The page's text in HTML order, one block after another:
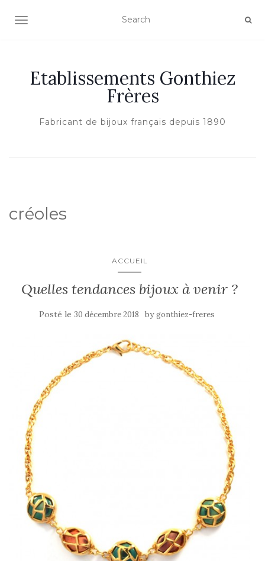
AFFICHER/MASQUER LA NAVIGATION
Etablissements Gonthiez
Frères
Fabricant de bijoux français depuis 1890
créoles
ACCUEIL
Quelles tendances bijoux à venir ?
Posté le 30 décembre 2018 bygonthiez-freres